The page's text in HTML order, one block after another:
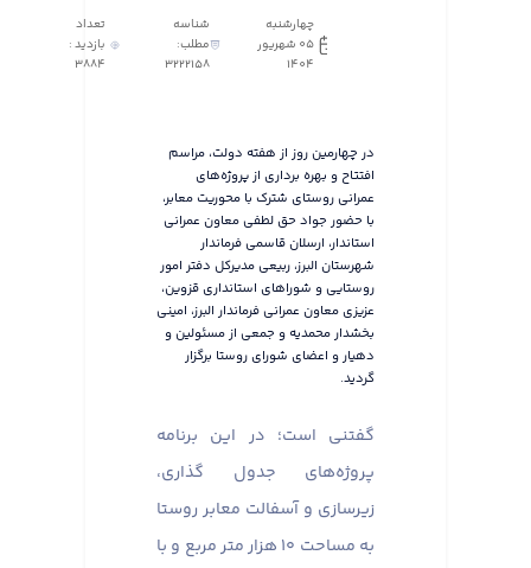
چهارشنبه
05 شهریور
1404
شناسه
مطلب:
3222158
تعداد
بازدید :
3884
در چهارمین روز از هفته دولت، مراسم
افتتاح و بهره برداری از پروژه‌های
عمرانی روستای شترک با محوریت معابر،
با حضور جواد حق لطفی معاون عمرانی
استاندار، ارسلان قاسمی فرماندار
شهرستان البرز، ربیعی مدیرکل دفتر امور
روستایی و شوراهای استانداری قزوین،
عزیزی معاون عمرانی فرماندار البرز، امینی
بخشدار محمدیه و جمعی از مسئولین و
دهیار و اعضای شورای روستا برگزار
گردید.
گفتنی است؛ در این برنامه
پروژه‌های جدول گذاری،
زیرسازی و آسفالت معابر روستا
به مساحت ۱۰ هزار متر مربع و با